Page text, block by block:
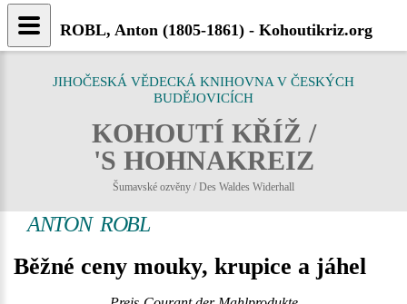
JIHOČESKÁ VĚDECKÁ KNIHOVNA V ČESKÝCH
BUDĚJOVICÍCH
KOHOUTÍ KŘÍŽ /
'S HOHNAKREIZ
Šumavské ozvěny / Des Waldes Widerhall
ANTON ROBL
Běžné ceny mouky, krupice a jáhel
ROBL, Anton (1805-1861) - Kohoutikriz.org